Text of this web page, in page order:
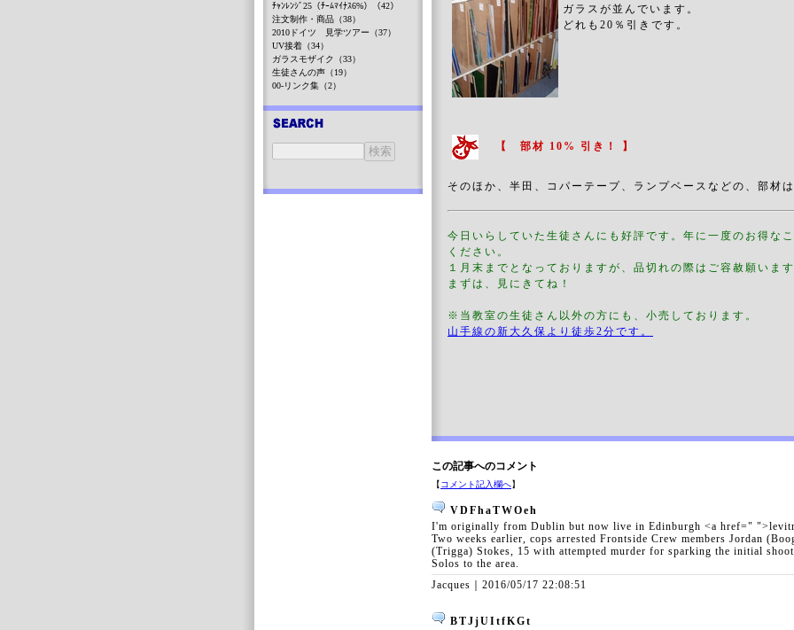
ガラスが並んでいます。
どれも20％引きです。
【 部材 10% 引き！ 】
そのほか、半田、コパーテープ、ランプベースなどの、部材
今日いらしていた生徒さんにも好評です。年に一度のお得な
ください。
１月末までとなっておりますが、品切れの際はご容赦願いま
まずは、見にきてね！
※当教室の生徒さん以外の方にも、小売しております。
山手線の新大久保より徒歩2分です。
この記事へのコメント
【コメント記入欄へ】
VDFhaTWOeh
I'm originally from Dublin but now live in Edinburgh <a href="
Two weeks earlier, cops arrested Frontside Crew members Jordan
(Trigga) Stokes, 15 with attempted murder for sparking the initial
Solos to the area.
Jacques｜ 2016/05/17 22:08:51
BTJjUItfKGt
ﾁｬﾝﾚﾝｼﾞ25（ﾁｰﾑﾏｲﾅｽ6%）（42）
注文制作・商品（38）
2010ドイツ 見学ツアー（37）
UV接着（34）
ガラスモザイク（33）
生徒さんの声（19）
00-リンク集（2）